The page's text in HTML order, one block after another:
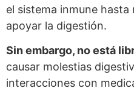
el sistema inmune
apoyar la digestión.
Sin embargo, no está
causar molestias
interacciones con